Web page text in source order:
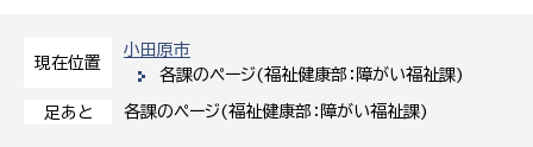
現在位置
小田原市
各課のページ(福祉健康部：障がい福祉課)
足あと 各課のページ(福祉健康部：障がい福祉課)